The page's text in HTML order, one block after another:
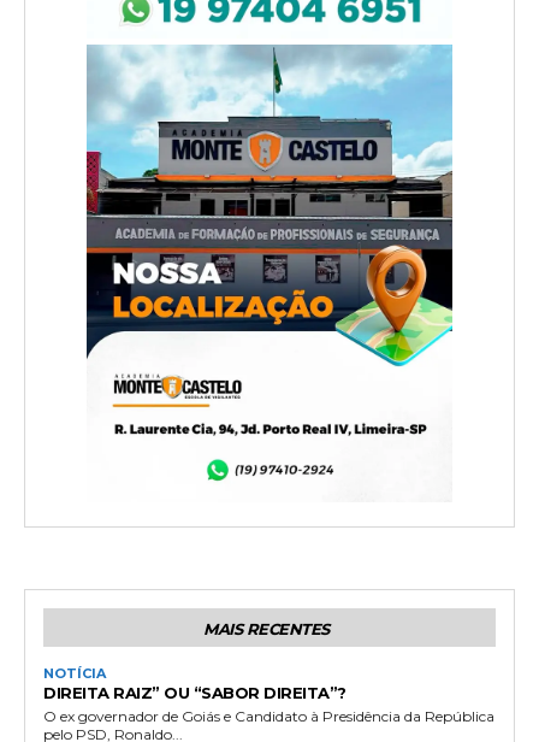
MAIS RECENTES
NOTÍCIA
DIREITA RAIZ” OU “SABOR DIREITA”?
O ex governador de Goiás e Candidato à Presidência da República
pelo PSD, Ronaldo...